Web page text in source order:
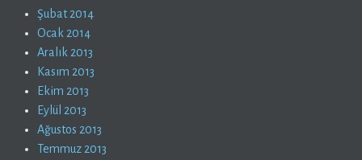
Şubat 2014
Ocak 2014
Aralık 2013
Kasım 2013
Ekim 2013
Eylül 2013
Ağustos 2013
Temmuz 2013